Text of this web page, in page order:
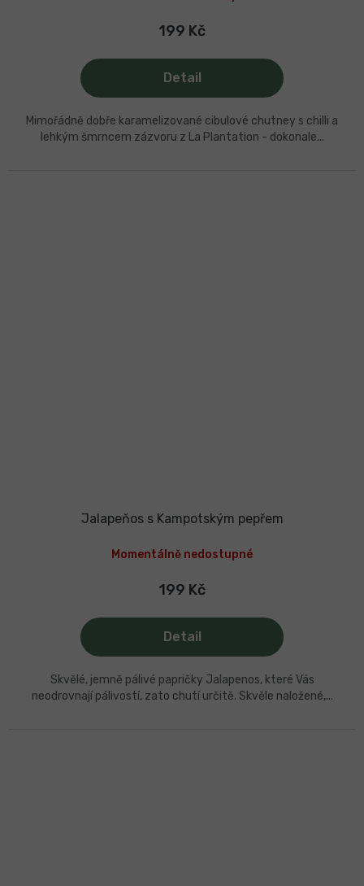
199 Kč
Detail
Mimořádně dobře karamelizované cibulové chutney s chilli a
lehkým šmrncem zázvoru z La Plantation - dokonale...
Jalapeňos s Kampotským pepřem
Momentálně nedostupné
199 Kč
Detail
Skvělé, jemně pálivé papričky Jalapenos, které Vás
neodrovnají pálivostí, zato chutí určitě. Skvěle naložené,...